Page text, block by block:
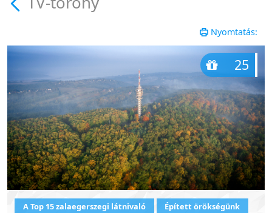
Nyomtatás:
25
A Top 15 zalaegerszegi látnivaló Épített örökségünk